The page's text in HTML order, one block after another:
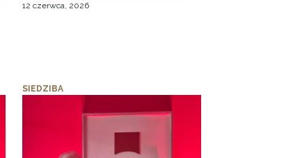
12 czerwca, 2026
SIEDZIBA